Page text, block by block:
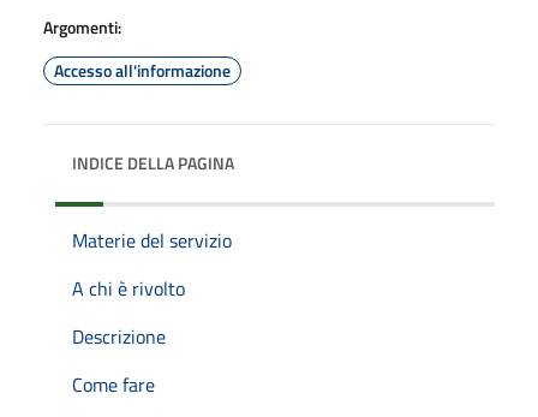
Argomenti:
Accesso all'informazione
INDICE DELLA PAGINA
Materie del servizio
A chi è rivolto
Descrizione
Come fare